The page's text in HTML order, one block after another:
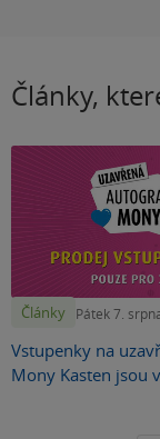
Články,
Články Pátek 7.
Vstupenky na
Mony Kasten jsou